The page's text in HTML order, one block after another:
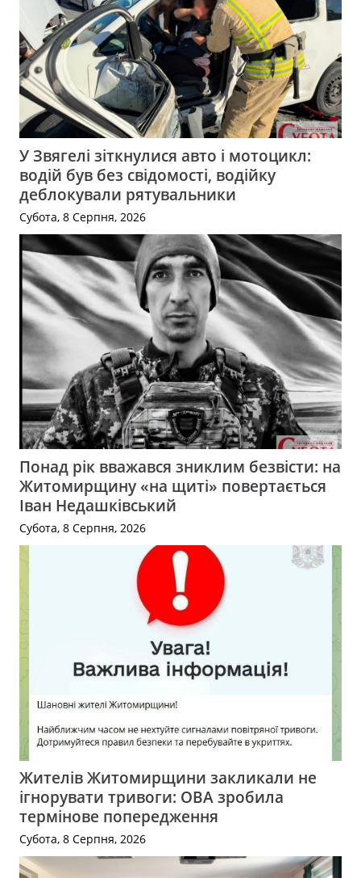
У Звягелі зіткнулися авто і мотоцикл:
водій був без свідомості, водійку
деблокували рятувальники
Субота, 8 Серпня, 2026
Понад рік вважався зниклим безвісти: на
Житомирщину «на щиті» повертається
Іван Недашківський
Субота, 8 Серпня, 2026
Жителів Житомирщини закликали не
ігнорувати тривоги: ОВА зробила
термінове попередження
Субота, 8 Серпня, 2026